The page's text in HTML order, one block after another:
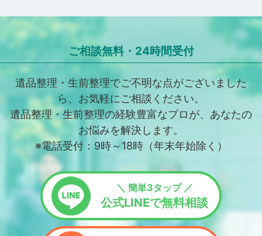
ご相談無料・24時間受付
遺品整理・生前整理でご不明な点がございました
ら、お気軽にご相談ください。
遺品整理・生前整理の経験豊富なプロが、あなたの
お悩みを解決します。
※電話受付：9時～18時（年末年始除く）
＼ 簡単3タップ ／
公式LINEで無料相談